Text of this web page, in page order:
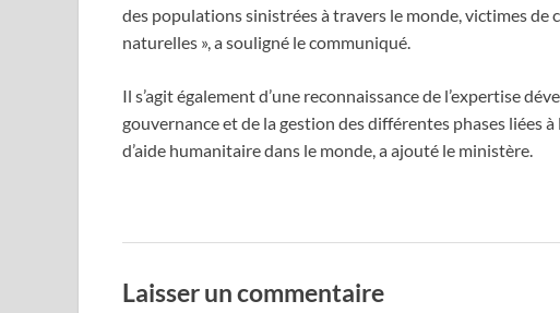
des populations sinistrées à travers le monde, victimes
naturelles », a souligné le communiqué.
Il s’agit également d’une reconnaissance de l’expertise
gouvernance et de la gestion des différentes phases liées
d’aide humanitaire dans le monde, a ajouté le ministère.
Laisser un commentaire